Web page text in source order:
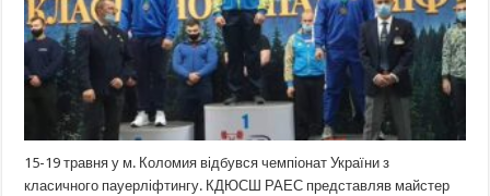
15-19 травня у м. Коломия відбувся чемпіонат України з
класичного пауерліфтингу. КДЮСШ РАЕС представляв майстер